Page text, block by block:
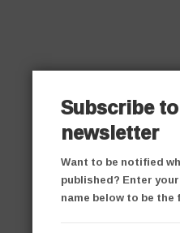
Subscribe
newsletter
Want to be notified
published? Enter
name below to be